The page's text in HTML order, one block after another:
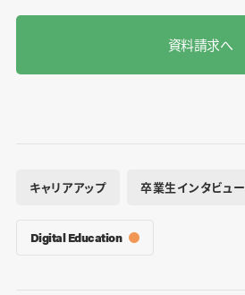
資料請求へ
キャリアアップ 卒業生インタビュー
Digital Education